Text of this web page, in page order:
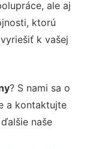
ale aj
ktorú
k vašej
? S nami sa o
a kontaktujte
naše